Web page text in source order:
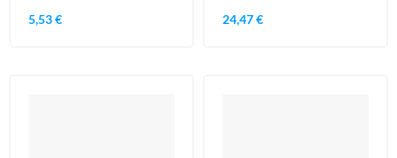
5,53 €
24,47 €